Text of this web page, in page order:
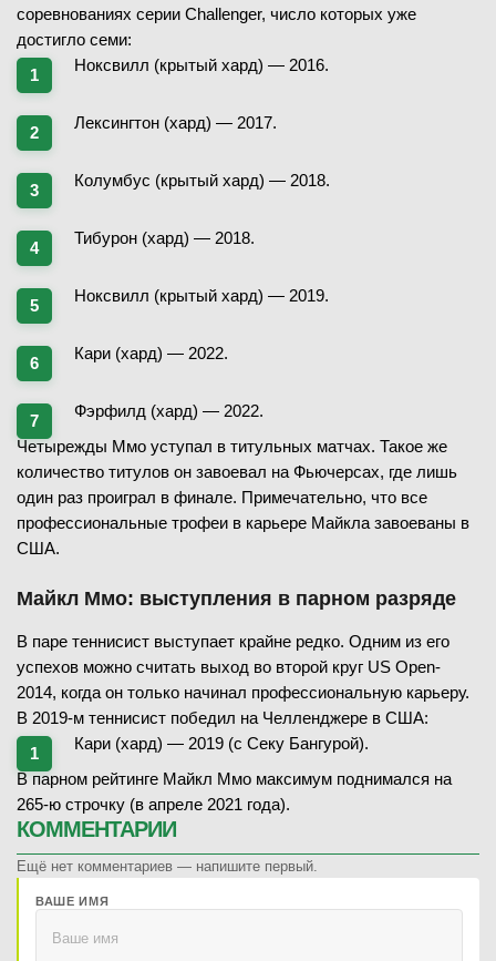
соревнованиях серии Challenger, число которых уже
достигло семи:
Ноксвилл (крытый хард) — 2016.
Лексингтон (хард) — 2017.
Колумбус (крытый хард) — 2018.
Тибурон (хард) — 2018.
Ноксвилл (крытый хард) — 2019.
Кари (хард) — 2022.
Фэрфилд (хард) — 2022.
Четырежды Ммо уступал в титульных матчах. Такое же
количество титулов он завоевал на Фьючерсах, где лишь
один раз проиграл в финале. Примечательно, что все
профессиональные трофеи в карьере Майкла завоеваны в
США.
Майкл Ммо: выступления в парном разряде
В паре теннисист выступает крайне редко. Одним из его
успехов можно считать выход во второй круг US Open-
2014, когда он только начинал профессиональную карьеру.
В 2019-м теннисист победил на Челленджере в США:
Кари (хард) — 2019 (с Секу Бангурой).
В парном рейтинге Майкл Ммо максимум поднимался на
265-ю строчку (в апреле 2021 года).
КОММЕНТАРИИ
Ещё нет комментариев — напишите первый.
ВАШЕ ИМЯ